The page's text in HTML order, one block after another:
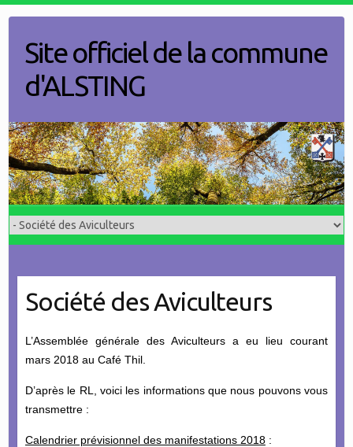
contentSite officiel de la commune
d'ALSTING
Société des Aviculteurs
L’Assemblée générale des Aviculteurs a eu lieu courant
mars 2018 au Café Thil.
D’après le RL, voici les informations que nous pouvons vous
transmettre :
Calendrier prévisionnel des manifestations 2018: